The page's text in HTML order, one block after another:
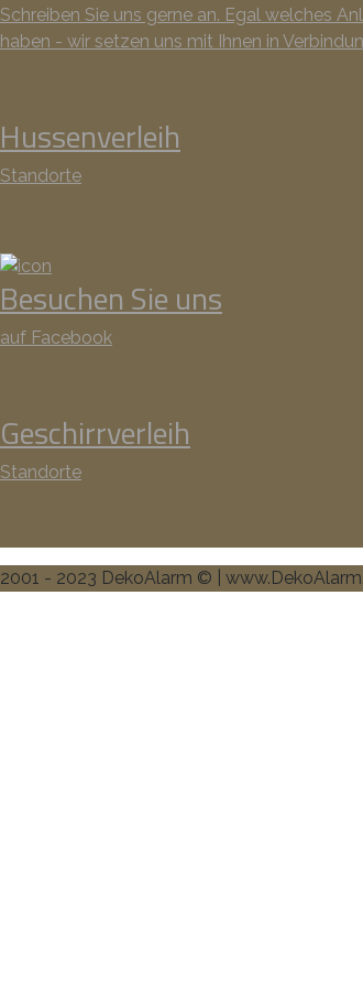
Schreiben Sie uns gerne an. Egal welches
haben - wir setzen uns mit Ihnen in
Hussenverleih
Standorte
Besuchen Sie uns
auf Facebook
Geschirrverleih
Standorte
2001 - 2023 DekoAlarm © |